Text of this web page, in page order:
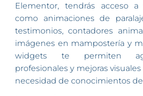
Elementor, tendrás acceso
como animaciones de
testimonios, contadores
imágenes en mampostería y
widgets te permiten
profesionales y mejoras
necesidad de conocimientos